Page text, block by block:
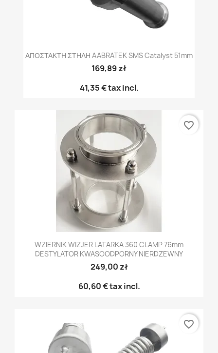
ΑΠΟΣΤΑΚΤΗ ΣΤΗΛΗ AABRATEK SMS Catalyst 51mm
169,89 zł
41,35 €tax incl.
WZIERNIK WIZJER LATARKA 360 CLAMP 76mm
DESTYLATOR KWASOODPORNY NIERDZEWNY
249,00 zł
60,60 €tax incl.
favorite_border
favorite_border